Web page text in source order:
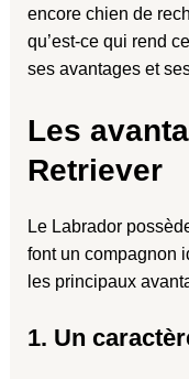
encore chien de
qu’est-ce qui rend
ses avantages et
Les
Retriever
Le Labrador
font un compagnon
les principaux
1. Un